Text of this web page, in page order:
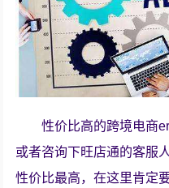
性价比高的跨境电商
或者咨询下旺店通的客服
性价比最高，在这里肯定